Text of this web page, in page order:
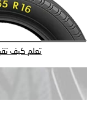
تعلم كيف